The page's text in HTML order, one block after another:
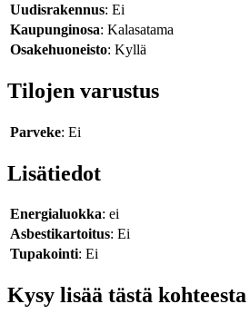
Uudisrakennus: Ei
Kaupunginosa: Kalasatama
Osakehuoneisto: Kyllä
Tilojen varustus
Parveke: Ei
Lisätiedot
Energialuokka: ei
Asbestikartoitus: Ei
Tupakointi: Ei
Kysy lisää tästä kohteesta